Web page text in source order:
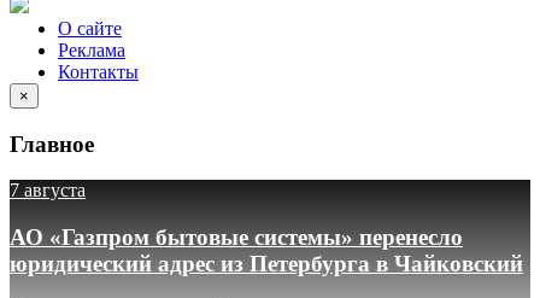
О сайте
Реклама
Контакты
×
Главное
7 августа
АО «Газпром бытовые системы» перенесло
юридический адрес из Петербурга в Чайковский